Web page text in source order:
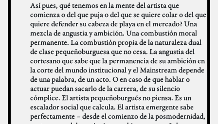
Así pues, qué tenemos en la mente del artista que
comienza o del que puja o del que se quiere colar o del que
quiere defender su cabeza de playa en el mercado? Una
mezcla de angustia y ambición. Una combustión moral
permanente. La combustión propia de la naturaleza dual
de clase pequeñoburguesa que no cesa. La angustia del
cortesano que sabe que la permanencia de su ambición en
la corte del mundo institucional y el Mainstream depende
de una palabra, de un acto. O en caso de que hablar o
actuar puedan sacarlo de la carrera, de su silencio
cómplice. El artista pequeñoburgués no piensa. Es un
escalador social que calcula. El artista emergente sabe
perfectamente – desde el comienzo de la posmodernidad,